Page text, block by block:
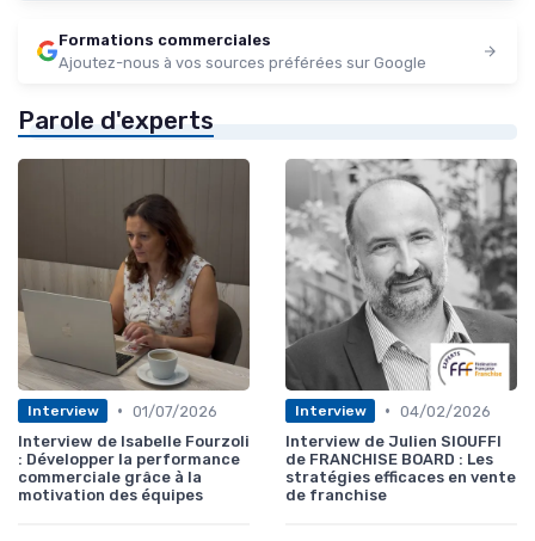
Formations commerciales
Ajoutez-nous à vos sources préférées sur Google
Parole d'experts
Interview • 01/07/2026
Interview de Isabelle Fourzoli
: Développer la performance
commerciale grâce à la
motivation des équipes
Interview • 04/02/2026
Interview de Julien SIOUFFI
de FRANCHISE BOARD : Les
stratégies efficaces en vente
de franchise